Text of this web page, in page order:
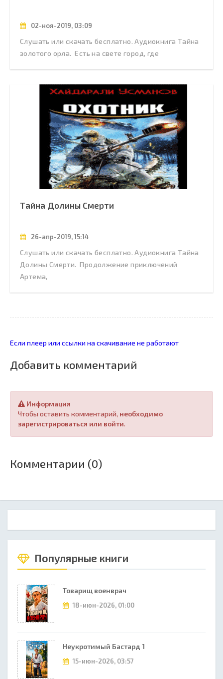
02-ноя-2019, 03:09
Слушать или скачать бесплатно. Аудиокнига Тайна
золотого орла. Есть на свете город, где
Тайна Долины Смерти
26-апр-2019, 15:14
Слушать или скачать бесплатно. Аудиокнига Тайна
Долины Смерти. Продолжение приключений
Артема,
Если плеер или ссылки на скачивание не работают
Добавить комментарий
Информация
Чтобы оставить комментарий, необходимо
зарегистрироваться или войти.
Комментарии (0)
Популярные книги
Товарищ военврач
18-июн-2026, 01:00
Неукротимый Бастард 1
15-июн-2026, 03:57